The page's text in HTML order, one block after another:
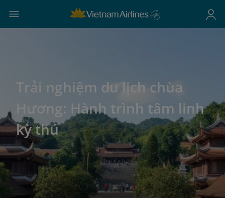
Trải nghiệm du lịch chùa
Hương: Hành trình tâm linh
kỳ thú